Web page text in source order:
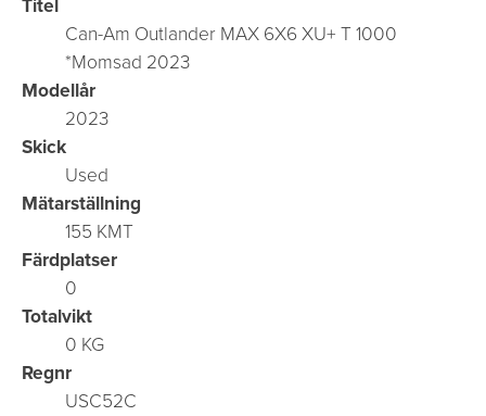
Can-Am Outlander MAX 6X6 XU+ T 1000
*Momsad 2023
Modellår
2023
Skick
Used
Mätarställning
155 KMT
Färdplatser
0
Totalvikt
0 KG
Regnr
USC52C